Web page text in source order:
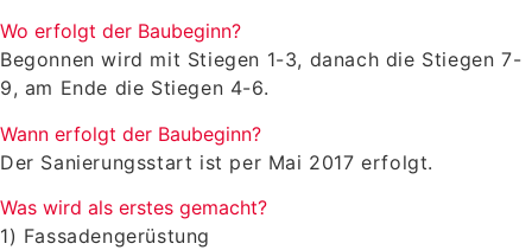
Wo erfolgt der Baubeginn?
Begonnen wird mit Stiegen 1-3, danach die Stiegen 7-
9, am Ende die Stiegen 4-6.
Wann erfolgt der Baubeginn?
Der Sanierungsstart ist per Mai 2017 erfolgt.
Was wird als erstes gemacht?
1) Fassadengerüstung